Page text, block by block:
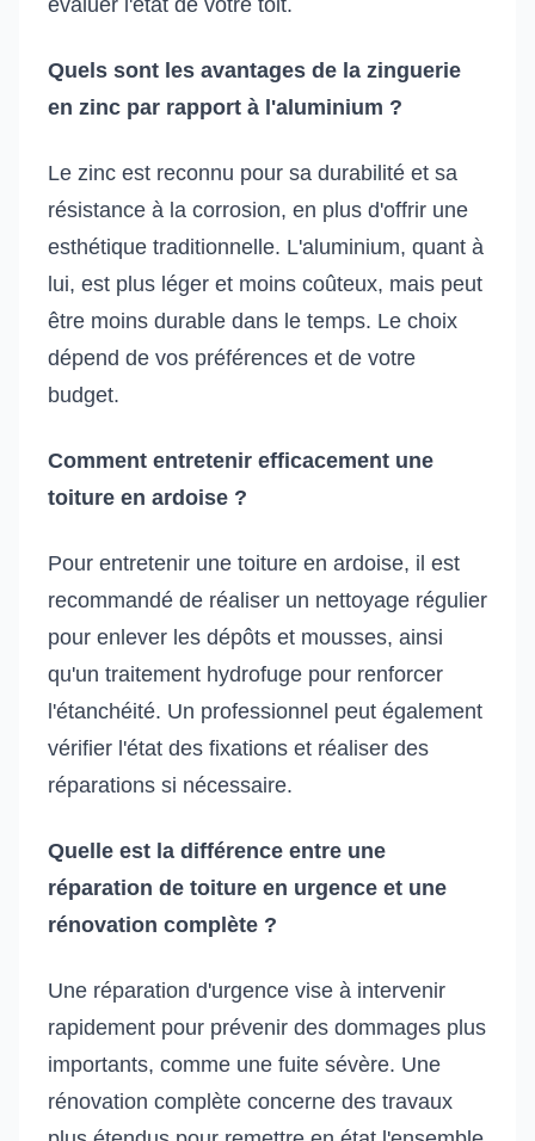
Quels sont les avantages de la zinguerie
en zinc par rapport à l'aluminium ?
Le zinc est reconnu pour sa durabilité et sa
résistance à la corrosion, en plus d'offrir une
esthétique traditionnelle. L'aluminium, quant à
lui, est plus léger et moins coûteux, mais peut
être moins durable dans le temps. Le choix
dépend de vos préférences et de votre
budget.
Comment entretenir efficacement une
toiture en ardoise ?
Pour entretenir une toiture en ardoise, il est
recommandé de réaliser un nettoyage régulier
pour enlever les dépôts et mousses, ainsi
qu'un traitement hydrofuge pour renforcer
l'étanchéité. Un professionnel peut également
vérifier l'état des fixations et réaliser des
réparations si nécessaire.
Quelle est la différence entre une
réparation de toiture en urgence et une
rénovation complète ?
Une réparation d'urgence vise à intervenir
rapidement pour prévenir des dommages plus
importants, comme une fuite sévère. Une
rénovation complète concerne des travaux